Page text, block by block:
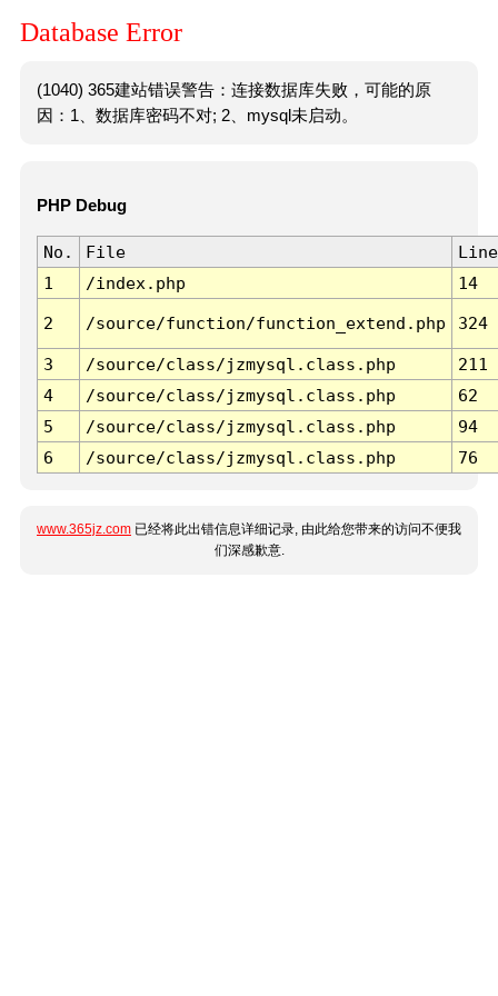
Database Error
(1040) 365建站错误警告：连接数据库失败，可能的原
因：1、数据库密码不对; 2、mysql未启动。
PHP Debug
No. File
Line
1
/index.php 14
2 /source/function/function_extend.php 324
3 /source/class/jzmysql.class.php
211
4
/source/class/jzmysql.class.php
62
5
/source/class/jzmysql.class.php
94
6
/source/class/jzmysql.class.php 76
www.365jz.com 已经将此出错信息详细记录, 由此给您带来的访问不便我
们深感歉意.